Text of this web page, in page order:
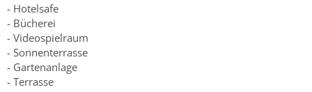
- Hotelsafe
- Bücherei
- Videospielraum
- Sonnenterrasse
- Gartenanlage
- Terrasse